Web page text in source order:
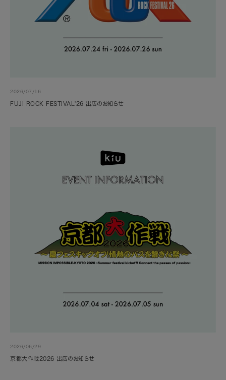
2026/07/16
FUJI ROCK FESTIVAL'26 出店のお知らせ
2026/06/29
京都大作戦2026 出店のお知らせ